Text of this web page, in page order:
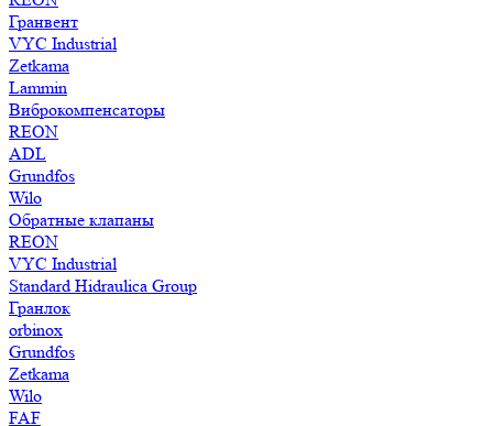
Гранвент
VYC Industrial
Zetkama
Lammin
Виброкомпенсаторы
REON
ADL
Grundfos
Wilo
Обратные клапаны
REON
VYC Industrial
Standard Hidraulica Group
Гранлок
orbinox
Grundfos
Zetkama
Wilo
FAF